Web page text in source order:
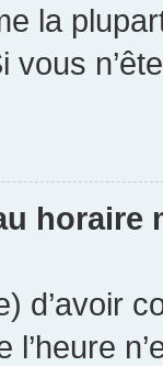
la
horaire
d’avoir
l’heure